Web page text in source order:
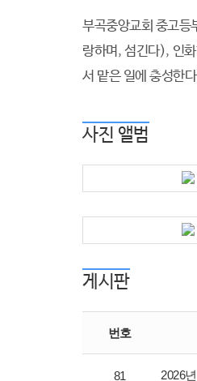
부곡중앙교회 중고등
랑하며, 섬긴다), 인
서 맡은 일에 충성한
사진 앨범
게시판
번호
81 2026